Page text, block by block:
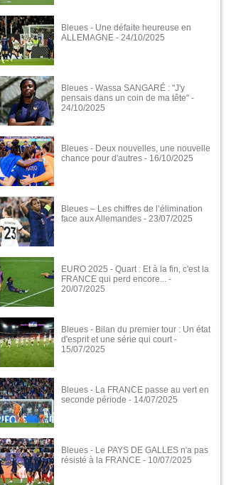
Bleues - Une défaite heureuse en
ALLEMAGNE - 24/10/2025
Bleues - Wassa SANGARÉ : "J'y
pensais dans un coin de ma tête" -
24/10/2025
Bleues - Deux nouvelles, une nouvelle
chance pour d'autres - 16/10/2025
Bleues – Les chiffres de l’élimination
face aux Allemandes - 23/07/2025
EURO 2025 - Quart : Et à la fin, c'est la
FRANCE qui perd encore... -
20/07/2025
Bleues - Bilan du premier tour : Un état
d'esprit et une série qui court -
15/07/2025
Bleues - La FRANCE passe au vert en
seconde période - 14/07/2025
Bleues - Le PAYS DE GALLES n'a pas
résisté à la FRANCE - 10/07/2025